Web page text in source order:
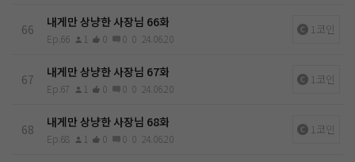
66 내게만 상냥한 사장님 66화
Ep.66 1 0 0 0 24.06.20
1코인
67 내게만 상냥한 사장님 67화
Ep.67 1 0 0 0 24.06.20
1코인
68 내게만 상냥한 사장님 68화
Ep.68 1 0 0 0 24.06.20
1코인